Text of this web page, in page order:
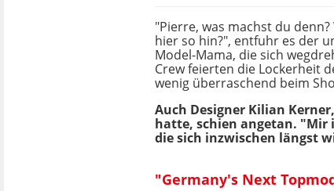
"Pierre, was machst du
hier so hin?", entfuhr es der
Model-Mama, die sich
Crew feierten die Lockerheit
wenig überraschend beim
Auch Designer Kilian
hatte, schien angetan. "Mir
die sich inzwischen längst
"Germany's Next